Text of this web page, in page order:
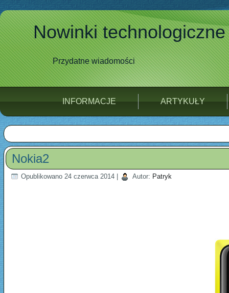
Nowinki technologiczne
Przydatne wiadomości
INFORMACJE ARTYKUŁY
Nokia2
Opublikowano 24 czerwca 2014 Autor: Patryk